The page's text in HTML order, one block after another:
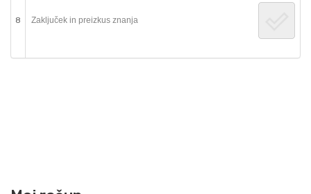
8 Zaključek in preizkus znanja